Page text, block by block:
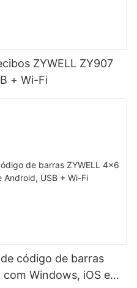
ZYWELL ZY907
+ Wi-Fi
código de barras
Windows, iOS e